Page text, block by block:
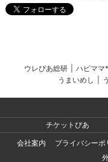
ウレぴあ総研 ハピママ*
うまいめし
チケットぴあ
会社案内
プライバシーポ